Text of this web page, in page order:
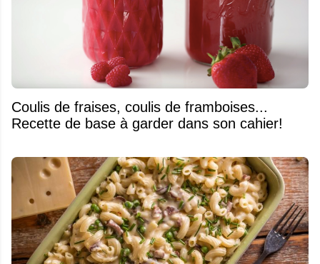
Coulis de fraises, coulis de framboises...
Recette de base à garder dans son cahier!